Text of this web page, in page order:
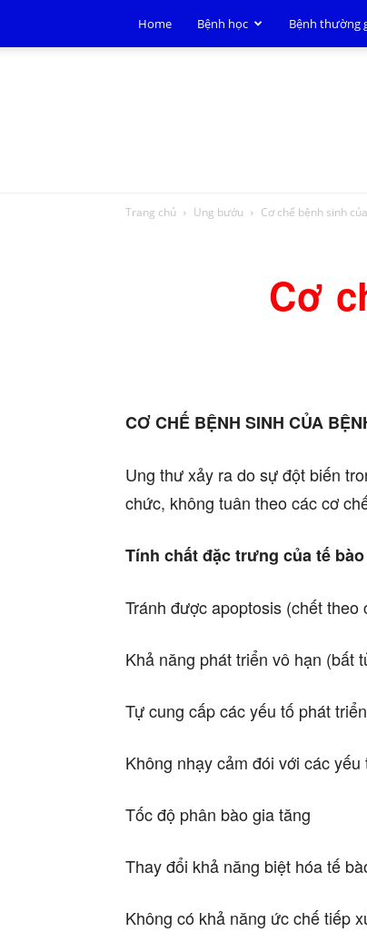
Home Bệnh học Bệnh thường
Trang chủ Ung bướu Cơ chế bệnh sinh
Cơ
CƠ CHẾ BỆNH SINH CỦA
Ung thư xảy ra do sự đột biến
chức, không tuân theo các cơ
Tính chất đặc trưng của tế
Tránh được apoptosis (chết theo
Khả năng phát triển vô hạn (bất
Tự cung cấp các yếu tố phát triển
Không nhạy cảm đói với các
Tốc độ phân bào gia tăng
Thay đổi khả năng biệt hóa tế
Không có khả năng ức chế tiếp